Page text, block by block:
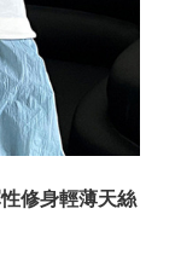
修身輕薄天絲